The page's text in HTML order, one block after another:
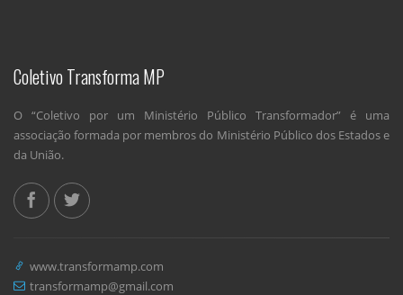
Coletivo Transforma MP
O “Coletivo por um Ministério Público Transformador” é uma
associação formada por membros do Ministério Público dos Estados e
da União.
www.transformamp.com
transformamp@gmail.com